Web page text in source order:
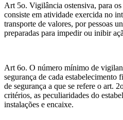
Art 5o. Vigilância ostensiva, para
consiste em atividade exercida no
transporte de valores, por pessoas
preparadas para impedir ou inibir
Art 6o. O número mínimo de
segurança de cada
de segurança a que se refere o art.
critérios, as peculiaridades do
instalações e encaixe.